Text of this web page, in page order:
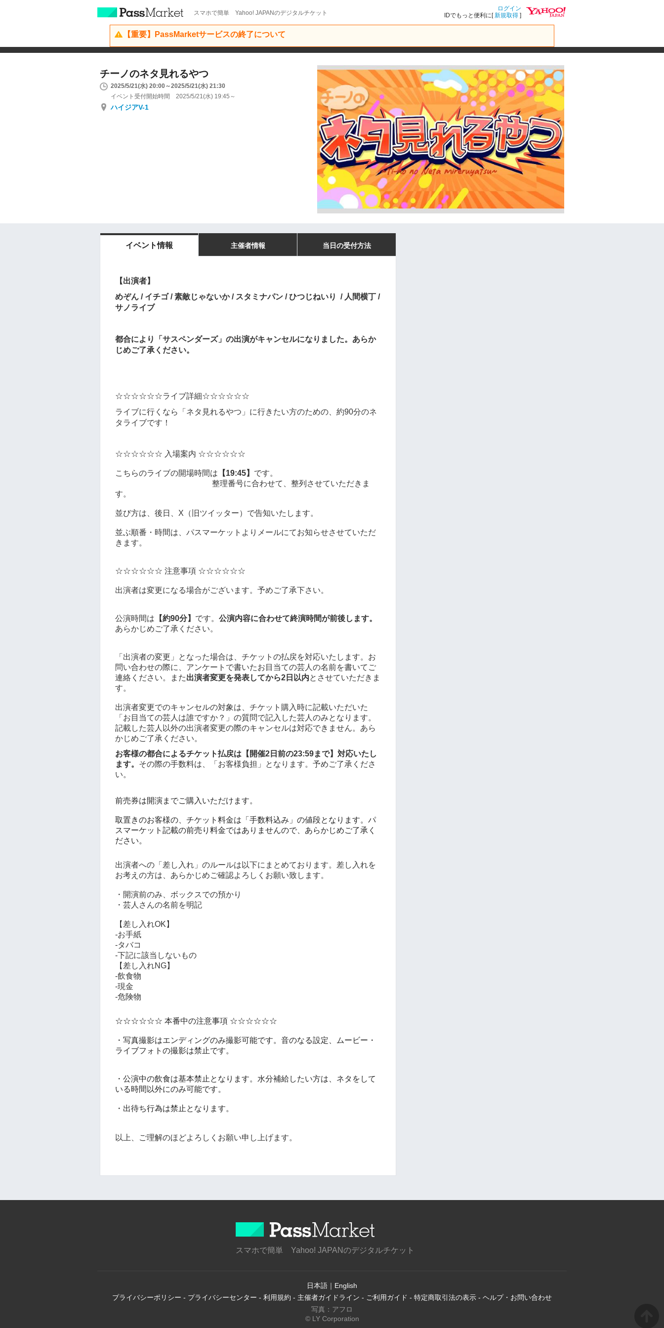
スマホで簡単 Yahoo! JAPANのデジタルチケット
ログイン
IDでもっと便利に[新規取得 ]
【重要】PassMarketサービスの終了について
チーノのネタ見れるやつ
2025/5/21(水) 20:00～2025/5/21(水) 21:30
イベント受付開始時間 2025/5/21(水) 19:45～
ハイジアV-1
イベント情報 主催者情報 当日の受付方法
【出演者】
めぞん / イチゴ / 素敵じゃないか / スタミナパン / ひつじねいり / 人間横丁 /
サノライブ
都合により「サスペンダーズ」の出演がキャンセルになりました。あらか
じめご了承ください。
☆☆☆☆☆☆ライブ詳細☆☆☆☆☆☆
ライブに行くなら「ネタ見れるやつ」に行きたい方のための、約90分のネ
タライブです！
☆☆☆☆☆☆ 入場案内 ☆☆☆☆☆☆
こちらのライブの開場時間は 【19:45】 です。
整理番号に合わせて、整列させていただきま
す。
並び方は、後日、X（旧ツイッター）で告知いたします。
並ぶ順番・時間は、パスマーケットよりメールにてお知らせさせていただ
きます。
☆☆☆☆☆☆ 注意事項 ☆☆☆☆☆☆
出演者は変更になる場合がございます。予めご了承下さい。
公演時間は 【約90分】 です。 公演内容に合わせて終演時間が前後します。
あらかじめご了承ください。
「出演者の変更」となった場合は、チケットの払戻を対応いたします。お
問い合わせの際に、アンケートで書いたお目当ての芸人の名前を書いてご
連絡ください。また出演者変更を発表してから2日以内とさせていただきま
す。
出演者変更でのキャンセルの対象は、チケット購入時に記載いただいた
「お目当ての芸人は誰ですか？」の質問で記入した芸人のみとなります。
記載した芸人以外の出演者変更の際のキャンセルは対応できません。あら
かじめご了承ください。
お客様の都合によるチケット払戻は【開催2日前の23:59まで】対応いたし
ます。 その際の手数料は、「お客様負担」となります。予めご了承くださ
い。
前売券は開演までご購入いただけます。
取置きのお客様の、チケット料金は「手数料込み」の値段となります。パ
スマーケット記載の前売り料金ではありませんので、あらかじめご了承く
ださい。
出演者への「差し入れ」のルールは以下にまとめております。差し入れを
お考えの方は、あらかじめご確認よろしくお願い致します。
・開演前のみ、ボックスでの預かり
・芸人さんの名前を明記
【差し入れOK】
-お手紙
-タバコ
-下記に該当しないもの
【差し入れNG】
-飲食物
-現金
-危険物
☆☆☆☆☆☆ 本番中の注意事項 ☆☆☆☆☆☆
・写真撮影はエンディングのみ撮影可能です。音のなる設定、ムービー・
ライブフォトの撮影は禁止です。
・公演中の飲食は基本禁止となります。水分補給したい方は、ネタをして
いる時間以外にのみ可能です。
・出待ち行為は禁止となります。
以上、ご理解のほどよろしくお願い申し上げます。
スマホで簡単 Yahoo! JAPANのデジタルチケット
日本語 ｜ English
プライバシーポリシー - プライバシーセンター - 利用規約 - 主催者ガイドライン - ご利用ガイド - 特定商取引法の表示 - ヘルプ・お問い合わせ
写真：アフロ
© LY Corporation